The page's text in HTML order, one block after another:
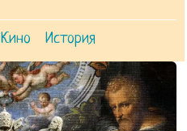
Кино История